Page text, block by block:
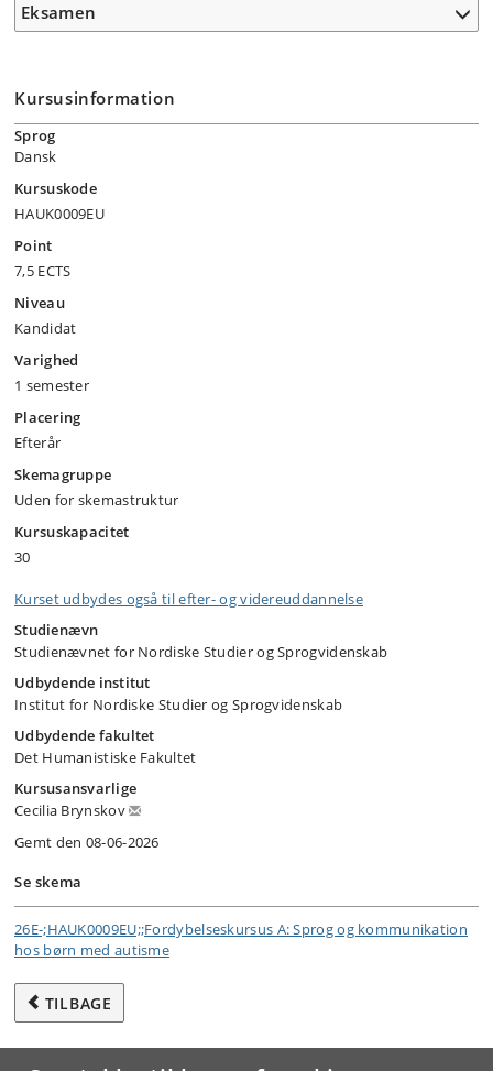
Eksamen
Kursusinformation
Sprog
Dansk
Kursuskode
HAUK0009EU
Point
7,5 ECTS
Niveau
Kandidat
Varighed
1 semester
Placering
Efterår
Skemagruppe
Uden for skemastruktur
Kursuskapacitet
30
Kurset udbydes også til efter- og videreuddannelse
Studienævn
Studienævnet for Nordiske Studier og Sprogvidenskab
Udbydende institut
Institut for Nordiske Studier og Sprogvidenskab
Udbydende fakultet
Det Humanistiske Fakultet
Kursusansvarlige
Cecilia Brynskov
Gemt den 08-06-2026
Se skema
26E-;HAUK0009EU;;Fordybelseskursus A: Sprog og kommunikation
hos børn med autisme
TILBAGE